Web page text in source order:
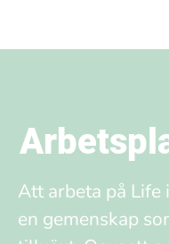
Att arbeta på Life
en gemenskap